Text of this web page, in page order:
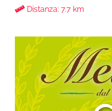
Distanza: 7.7 km